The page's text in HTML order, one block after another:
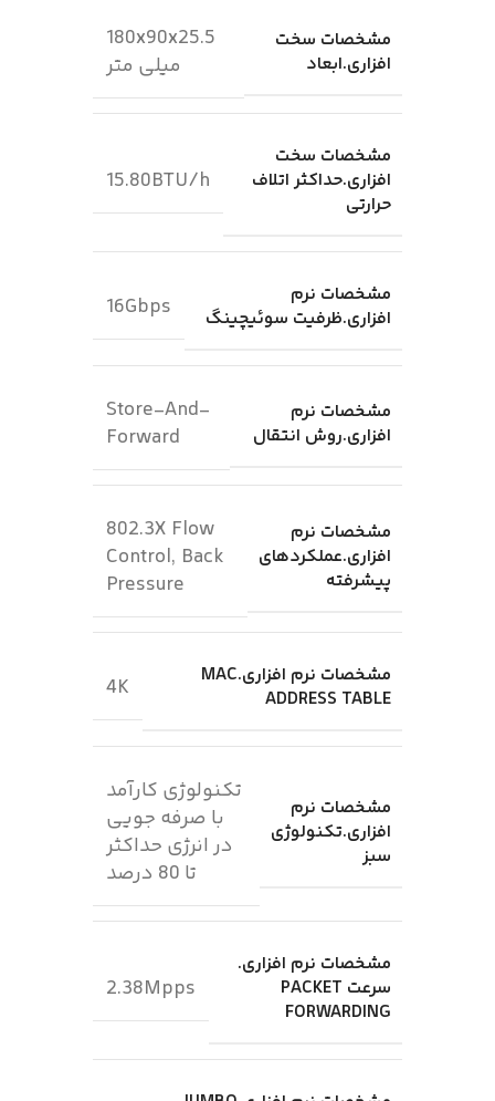
مشخصات سخت
افزاری.ابعاد
180x90x25.5
میلی متر
مشخصات سخت
افزاری.حداکثر اتلاف
حرارتی
15.80BTU/h
مشخصات نرم
افزاری.ظرفیت سوئیچینگ
16Gbps
مشخصات نرم
افزاری.روش انتقال
Store-And-
Forward
مشخصات نرم
افزاری.عملکردهای
پیشرفته
802.3X Flow
Control, Back
Pressure
مشخصات نرم افزاری.MAC
ADDRESS TABLE
4K
مشخصات نرم
افزاری.تکنولوژی
سبز
تکنولوژی کارآمد
با صرفه جویی
در انرژی حداکثر
تا 80 درصد
مشخصات نرم افزاری.
سرعت PACKET
FORWARDING
2.38Mpps